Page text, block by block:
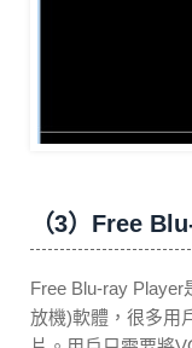
（3）Free
Free Blu-ray
放機)軟體，很多用